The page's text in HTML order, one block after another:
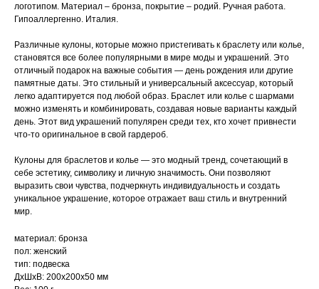
логотипом. Материал – бронза, покрытие – родий. Ручная работа.
Гипоаллергенно. Италия.
Различные кулоны, которые можно пристегивать к браслету или колье,
становятся все более популярными в мире моды и украшений. Это
отличный подарок на важные события — день рождения или другие
памятные даты. Это стильный и универсальный аксессуар, который
легко адаптируется под любой образ. Браслет или колье с шармами
можно изменять и комбинировать, создавая новые варианты каждый
день. Этот вид украшений популярен среди тех, кто хочет привнести
что-то оригинальное в свой гардероб.
Кулоны для браслетов и колье — это модный тренд, сочетающий в
себе эстетику, символику и личную значимость. Они позволяют
выразить свои чувства, подчеркнуть индивидуальность и создать
уникальное украшение, которое отражает ваш стиль и внутренний
мир.
материал: бронза
пол: женский
тип: подвеска
ДxШxВ: 200x200x50 мм